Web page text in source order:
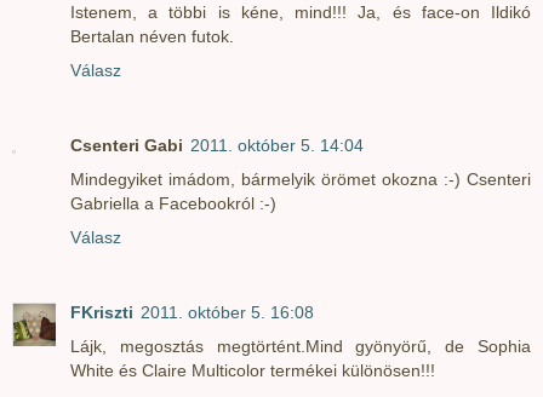
Istenem, a többi is kéne, mind!!! Ja, és face-on Ildikó
Bertalan néven futok.
Válasz
Csenteri Gabi 2011. október 5. 14:04
Mindegyiket imádom, bármelyik örömet okozna :-) Csenteri
Gabriella a Facebookról :-)
Válasz
FKriszti 2011. október 5. 16:08
Lájk, megosztás megtörtént.Mind gyönyörű, de Sophia
White és Claire Multicolor termékei különösen!!!